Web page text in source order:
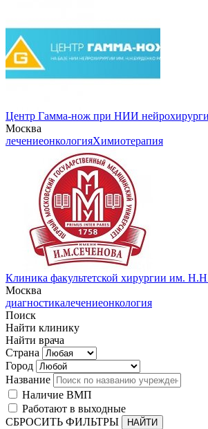
Центр Гамма-нож при НИИ
Москва
лечениеонкологияХимиотерапия
Клиника факультетской хирургии им.
Москва
диагностикалечениеонкология
Поиск
Найти клинику
Найти врача
Страна
Город
Название
Наличие ВМП
Работают в выходные
СБРОСИТЬ ФИЛЬТРЫ